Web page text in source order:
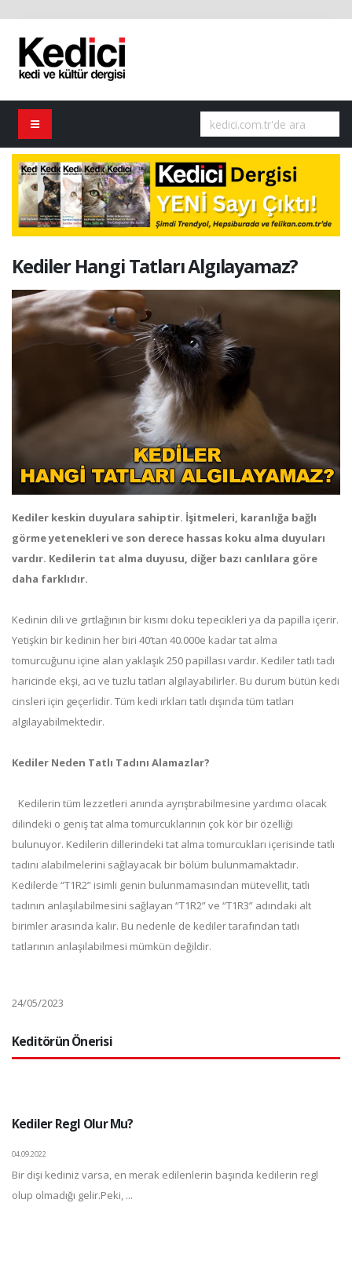
Kediler Hangi Tatları Algılayamaz?
Kediler keskin duyulara sahiptir. İşitmeleri, karanlığa bağlı
görme yetenekleri ve son derece hassas koku alma duyuları
vardır. Kedilerin tat alma duyusu, diğer bazı canlılara göre
daha farklıdır.
Kedinin dili ve gırtlağının bir kısmı doku tepecikleri ya da papilla içerir.
Yetişkin bir kedinin her biri 40’tan 40.000e kadar tat alma
tomurcuğunu içine alan yaklaşık 250 papillası vardır. Kediler tatlı tadı
haricinde ekşi, acı ve tuzlu tatları algılayabilirler. Bu durum bütün kedi
cinsleri için geçerlidir. Tüm kedi ırkları tatlı dışında tüm tatları
algılayabilmektedir.
Kediler Neden Tatlı Tadını Alamazlar?
Kedilerin tüm lezzetleri anında ayrıştırabilmesine yardımcı olacak
dilindeki o geniş tat alma tomurcuklarının çok kör bir özelliği
bulunuyor. Kedilerin dillerindeki tat alma tomurcukları içerisinde tatlı
tadını alabilmelerini sağlayacak bir bölüm bulunmamaktadır.
Kedilerde “T1R2” isimli genin bulunmamasından mütevellit, tatlı
tadının anlaşılabilmesini sağlayan “T1R2” ve “T1R3” adındaki alt
birimler arasında kalır. Bu nedenle de kediler tarafından tatlı
tatlarının anlaşılabilmesi mümkün değildir.
24/05/2023
Keditörün Önerisi
Kediler Regl Olur Mu?
04.09.2022
Bir dişi kediniz varsa, en merak edilenlerin başında kedilerin regl
olup olmadığı gelir.Peki, ...